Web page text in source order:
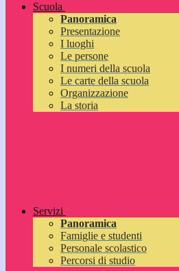
Scuola
Panoramica
Presentazione
I luoghi
Le persone
I numeri della scuola
Le carte della scuola
Organizzazione
La storia
Servizi
Panoramica
Famiglie e studenti
Personale scolastico
Percorsi di studio